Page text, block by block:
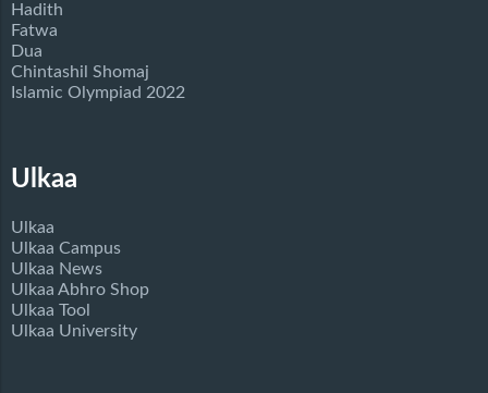
Hadith
Fatwa
Dua
Chintashil Shomaj
Islamic Olympiad 2022
Ulkaa
Ulkaa
Ulkaa Campus
Ulkaa News
Ulkaa Abhro Shop
Ulkaa Tool
Ulkaa University